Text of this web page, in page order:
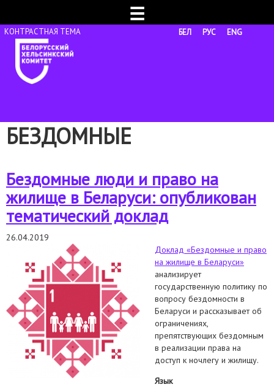
☰
БЕЛ РУС ENG
БЕЗДОМНЫЕ
Бездомные люди и право на
жилище в Беларуси: опубликован
тематический доклад
26.04.2019
Доклад «Бездомные и право
на жилище в Беларуси»
анализирует
государственную политику по
вопросу бездомности в
Беларуси и рассказывает об
ограничениях,
препятствующих бездомным
в реализации права на
доступ к ночлегу и жилищу.
Язык